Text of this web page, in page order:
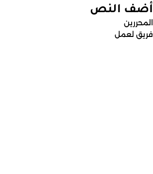
أضف النص
المحررين
فريق لعمل